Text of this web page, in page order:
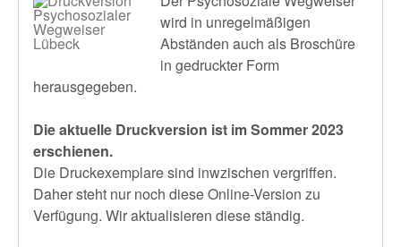
wird in unregelmäßigen
Abständen auch als Broschüre
in gedruckter Form
herausgegeben.
Die aktuelle Druckversion ist im Sommer 2023
erschienen.
Die Druckexemplare sind inwzischen vergriffen.
Daher steht nur noch diese Online-Version zu
Verfügung. Wir aktualisieren diese ständig.